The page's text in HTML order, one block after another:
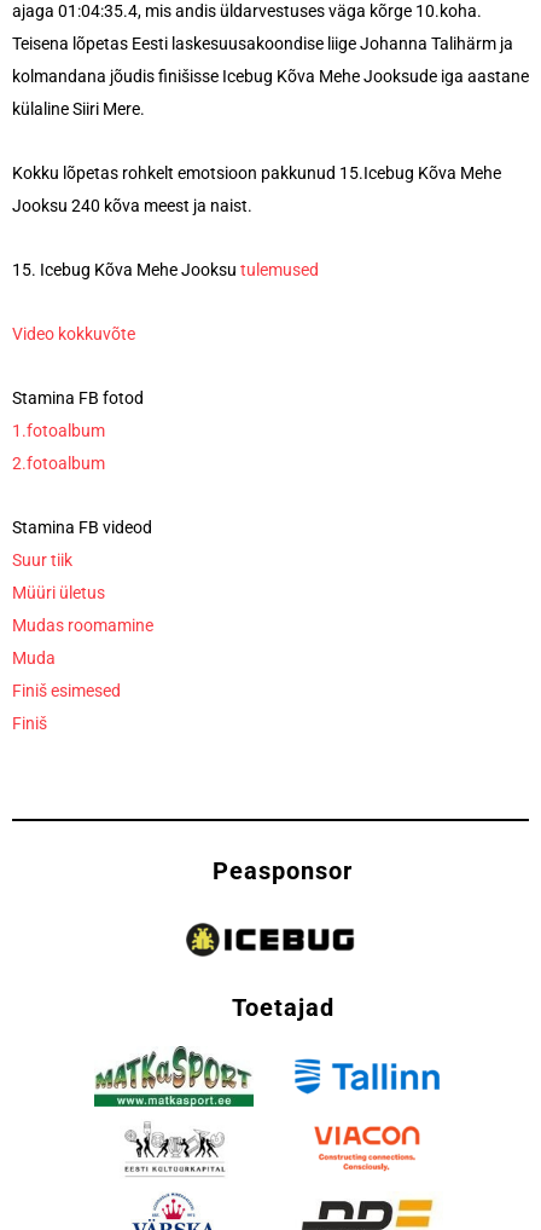
ajaga 01:04:35.4, mis andis üldarvestuses väga kõrge 10.koha.
Teisena lõpetas Eesti laskesuusakoondise liige Johanna Talihärm ja
kolmandana jõudis finišisse Icebug Kõva Mehe Jooksude iga aastane
külaline Siiri Mere.
Kokku lõpetas rohkelt emotsioon pakkunud 15.Icebug Kõva Mehe
Jooksu 240 kõva meest ja naist.
15. Icebug Kõva Mehe Jooksu tulemused
Video kokkuvõte
Stamina FB fotod
1.fotoalbum
2.fotoalbum
Stamina FB videod
Suur tiik
Müüri ületus
Mudas roomamine
Muda
Finiš esimesed
Finiš
Peasponsor
Toetajad